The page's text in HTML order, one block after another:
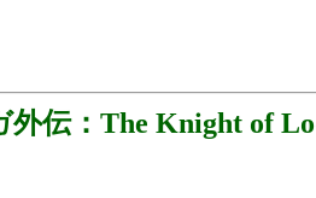
伝：The Knight of